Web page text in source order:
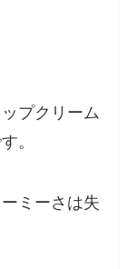
プクリーム
。
ミーさは失